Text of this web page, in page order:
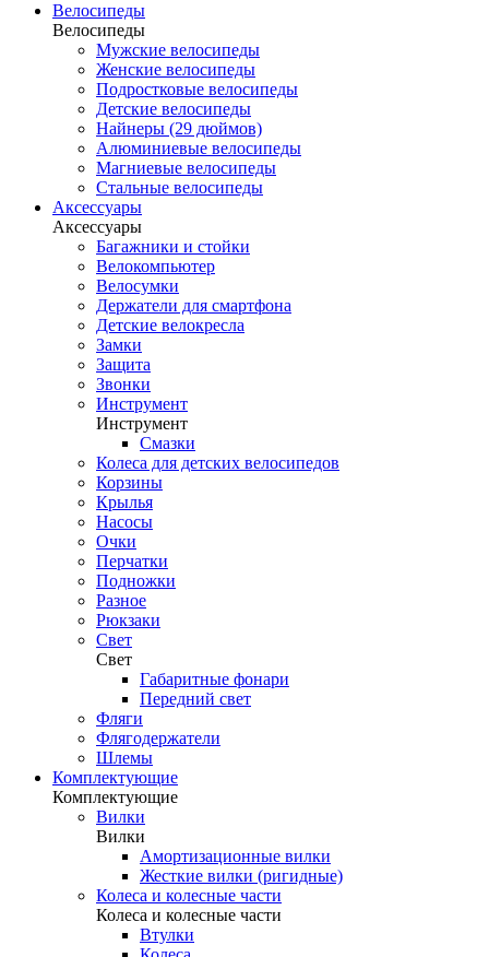
Велосипеды
Велосипеды
Мужские велосипеды
Женские велосипеды
Подростковые велосипеды
Детские велосипеды
Найнеры (29 дюймов)
Алюминиевые велосипеды
Магниевые велосипеды
Стальные велосипеды
Аксессуары
Аксессуары
Багажники и стойки
Велокомпьютер
Велосумки
Держатели для смартфона
Детские велокресла
Замки
Защита
Звонки
Инструмент
Инструмент
Смазки
Колеса для детских велосипедов
Корзины
Крылья
Насосы
Очки
Перчатки
Подножки
Разное
Рюкзаки
Свет
Свет
Габаритные фонари
Передний свет
Фляги
Флягодержатели
Шлемы
Комплектующие
Комплектующие
Вилки
Вилки
Амортизационные вилки
Жесткие вилки (ригидные)
Колеса и колесные части
Колеса и колесные части
Втулки